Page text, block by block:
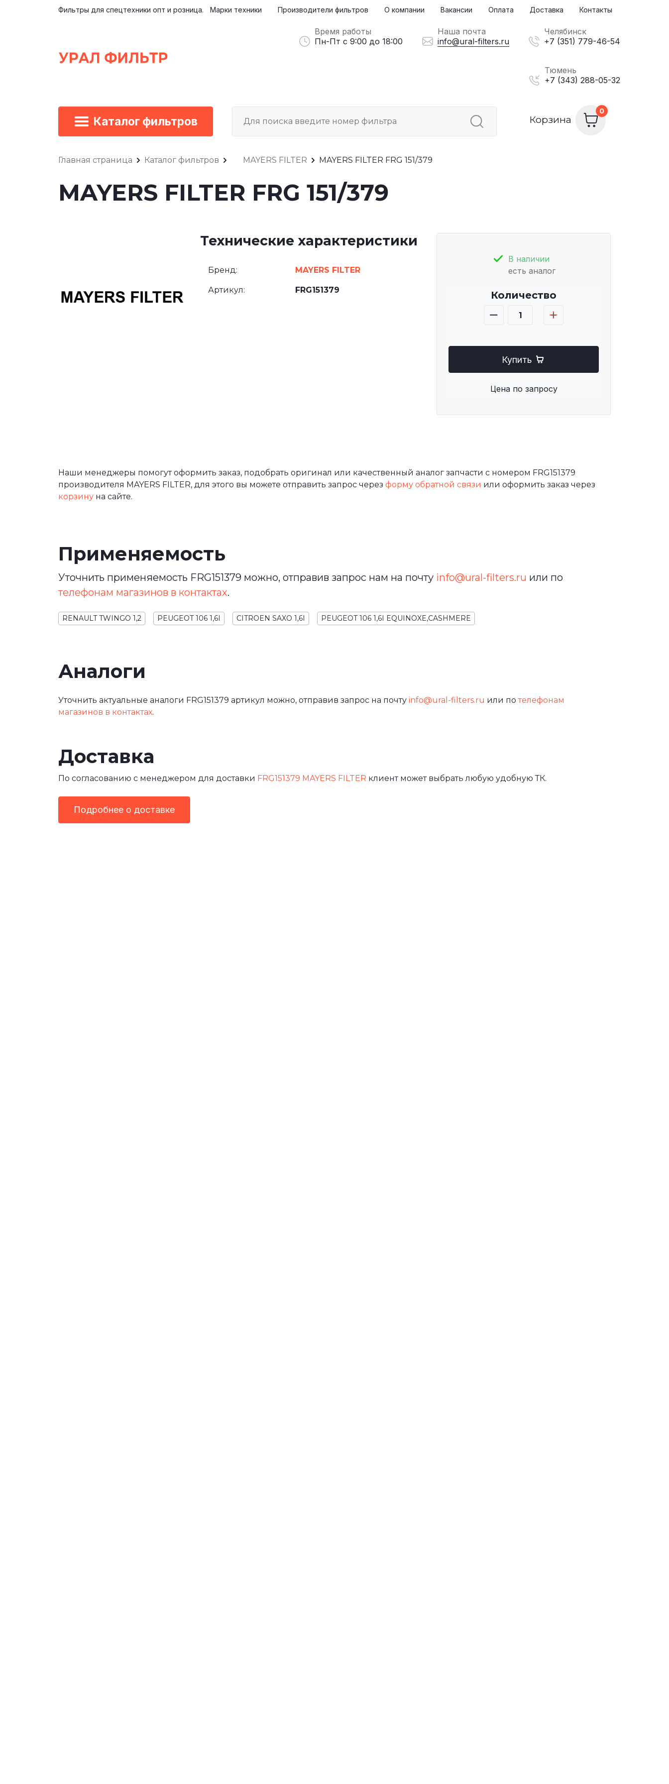
Каталог фильтров Корзина
Фильтры для спецтехники опт и розница. Марки техники Производители фильтров О компании Вакансии Оплата Доставка Контакты
Время работы
Пн-Пт с 9:00 до 18:00
Наша почта
info@ural-filters.ru
Челябинск
+7 (351) 779-46-54
Тюмень
+7 (343) 288-05-32
Главная страница Каталог фильтров MAYERS FILTER MAYERS FILTER FRG 151/379
MAYERS FILTER FRG 151/379
В наличии
есть аналог
Количество
Купить
Цена по запросу
Технические характеристики
Бренд: MAYERS FILTER
Артикул: FRG151379
Наши менеджеры помогут оформить заказ, подобрать оригинал или качественный аналог запчасти с номером FRG151379
производителя MAYERS FILTER, для этого вы можете отправить запрос через форму обратной связи или оформить заказ через
корзину на сайте.
Применяемость
Уточнить применяемость FRG151379 можно, отправив запрос нам на почту info@ural-filters.ru или по
телефонам магазинов в контактах.
RENAULT TWINGO 1,2 PEUGEOT 106 1,6I CITROEN SAXO 1,6I PEUGEOT 106 1,6I EQUINOXE,CASHMERE
Аналоги
Уточнить актуальные аналоги FRG151379 артикул можно, отправив запрос на почту info@ural-filters.ru или потелефонам
магазинов в контактах.
Доставка
По согласованию с менеджером для доставки FRG151379 MAYERS FILTER клиент может выбрать любую удобную ТК.
Подробнее о доставке